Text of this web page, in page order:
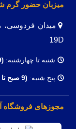
میزبان حضور گرم
19D
شنبه تا چهارشنبه: (9
پنج شنبه: (9 صبح تا 12 بعدازظهر)
مجوزهای فروشگاه